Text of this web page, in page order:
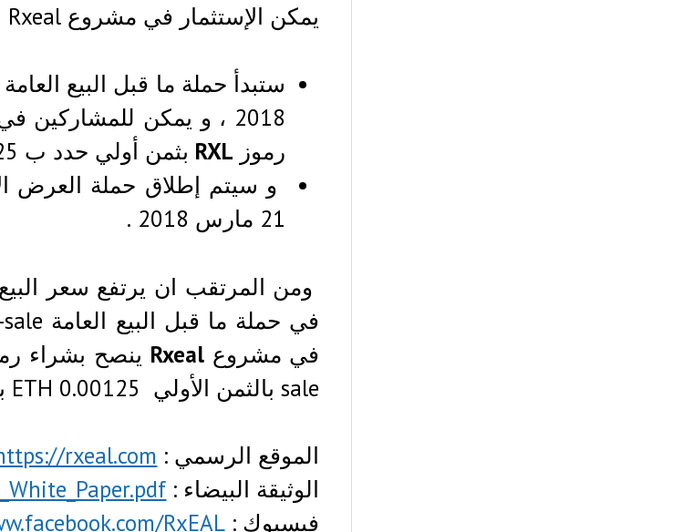
يمكن الإستثمار في مشروع Rxeal عبر شراء الرموز الخاصة بالمشروع RXL tokens .
رموز RXL بثمن أولي حدد ب 0.00125 ETH للرمز و الحصول على 100٪ مكافأة .
و سيتم إطلاق حملة العرض
21 مارس 2018 .
ومن المرتقب ان يرتفع سعر
في مشروعRxeal ينصح بشراء
sale بالثمن الأولي 0.00125 ETH بالإضافة ستحصل على مكافأة 100٪ bonus .
الموقع الرسمي : rxeal.com
الوثيقة البيضاء :
فيسبوك : RxEAL